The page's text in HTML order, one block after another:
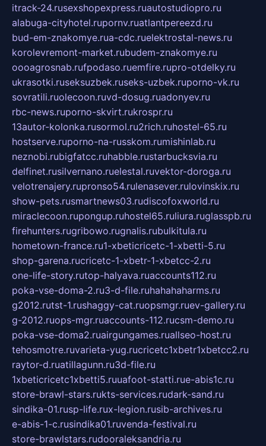
itrack-24.rusexshopexpress.ruautostudiopro.ru
alabuga-cityhotel.rupornv.ruatlantpereezd.ru
bud-em-znakomye.rua-cdc.ruelektrostal-news.ru
korolevremont-market.rubudem-znakomye.ru
oooagrosnab.rufpodaso.ruemfire.rupro-otdelky.ru
ukrasotki.ruseksuzbek.ruseks-uzbek.ruporno-vk.ru
sovratili.ruolecoon.ruvd-dosug.ruadonyev.ru
rbc-news.ruporno-skvirt.rukrospr.ru
13autor-kolonka.rusormol.ru2rich.ruhostel-65.ru
hostserve.ruporno-na-russkom.rumishinlab.ru
neznobi.rubigfatcc.ruhabble.rustarbucksvia.ru
delfinet.rusilvernano.ruelestal.ruvektor-doroga.ru
velotrenajery.rupronso54.rulenasever.rulovinskix.ru
show-pets.rusmartnews03.rudiscofoxworld.ru
miraclecoon.rupongup.ruhostel65.ruliura.ruglasspb.ru
firehunters.rugribowo.rugnalis.rubulkitula.ru
hometown-france.ru1-xbeticricetc-1-xbetti-5.ru
shop-garena.rucricetc-1-xbetr-1-xbetcc-2.ru
one-life-story.rutop-halyava.ruaccounts112.ru
poka-vse-doma-2.ru3-d-file.ruhahahaharms.ru
g2012.rutst-1.rushaggy-cat.ruopsmgr.ruev-gallery.ru
g-2012.ruops-mgr.ruaccounts-112.rucsm-demo.ru
poka-vse-doma2.ruairgungames.ruallseo-host.ru
tehosmotre.ruvarieta-yug.rucricetc1xbetr1xbetcc2.ru
raytor-d.ruatillagunn.ru3d-file.ru
1xbeticricetc1xbetti5.ruuafoot-statti.rue-abis1c.ru
store-brawl-stars.rukts-services.rudark-sand.ru
sindika-01.rusp-life.rux-legion.rusib-archives.ru
e-abis-1-c.rusindika01.ruvenda-festival.ru
store-brawlstars.rudooraleksandria.ru